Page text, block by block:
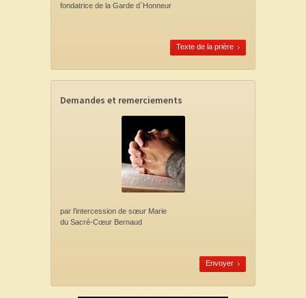
fondatrice de la Garde d`Honneur
Texte de la prière
Demandes et remerciements
par l’intercession de sœur Marie
du Sacré-Cœur Bernaud
Envoyer